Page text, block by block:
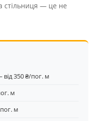
стільниця — це не
350 ₴/пог. м
м
м